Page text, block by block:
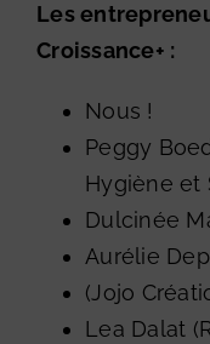
Les
Croissance+ :
Nous !
Peggy
Hygiène et
Dulcinée
Aurélie
(Jojo
Lea Dalat (